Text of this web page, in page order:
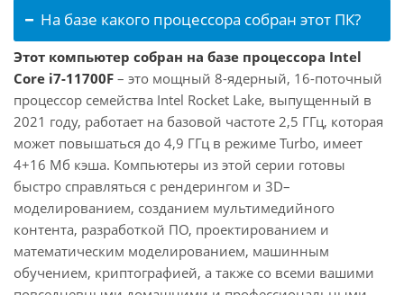
На базе какого процессора собран этот ПК?
Этот компьютер собран на базе процессора Intel
Core i7-11700F – это мощный 8-ядерный, 16-поточный
процессор семейства Intel Rocket Lake, выпущенный в
2021 году, работает на базовой частоте 2,5 ГГц, которая
может повышаться до 4,9 ГГц в режиме Turbo, имеет
4+16 Мб кэша. Компьютеры из этой серии готовы
быстро справляться с рендерингом и 3D–
моделированием, созданием мультимедийного
контента, разработкой ПО, проектированием и
математическим моделированием, машинным
обучением, криптографией, а также со всеми вашими